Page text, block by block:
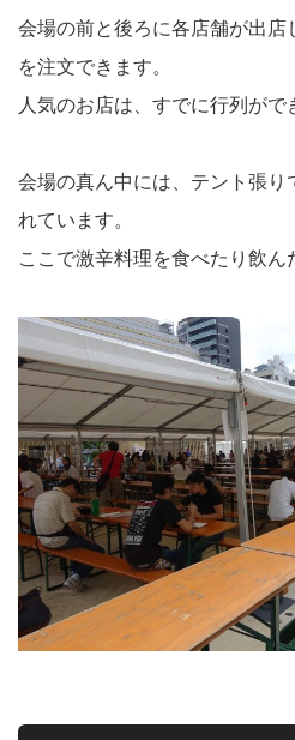
会場の前と後ろに各店舗が出店
を注文できます。
人気のお店は、すでに行列がで
会場の真ん中には、テント張り
れています。
ここで激辛料理を食べたり飲ん